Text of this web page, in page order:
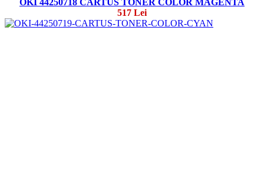
OKI 44250718 CARTUS TONER COLOR MAGENTA
517 Lei